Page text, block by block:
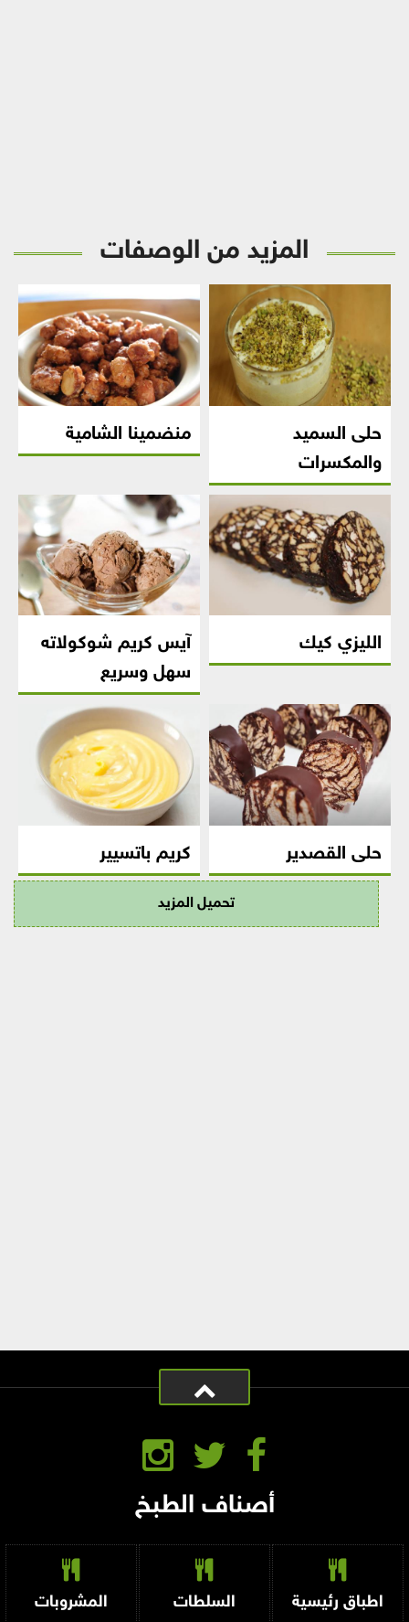
المزيد من الوصفات
حلى السميد
والمكسرات
منضمينا الشامية
الليزي كيك
آيس كريم شوكولاته
سهل وسريع
حلى القصدير كريم باتسيير
تحميل المزيد
أصناف الطبخ
اطباق رئيسية السلطات المشروبات